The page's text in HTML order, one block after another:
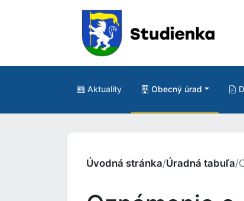
Aktuality Obecný úrad
Úvodná stránka/Úradná tabuľa/